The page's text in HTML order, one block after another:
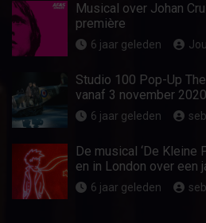
Musical over Johan
première
6 jaar geleden
Studio 100 Pop-Up
vanaf 3 november
6 jaar geleden
De musical ‘De Kleine
en in London over een
6 jaar geleden